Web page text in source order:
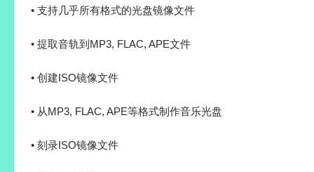
• 支持几乎所有格式的光盘镜像文件
• 提取音轨到MP3, FLAC, APE文件
• 创建ISO镜像文件
• 从MP3, FLAC, APE等格式制作音乐光盘
• 刻录ISO镜像文件